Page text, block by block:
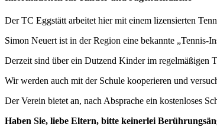
Der TC Eggstätt arbeitet hier mit einem lizensierten
Simon Neuert ist in der Region eine bekannte „Tennis-
Derzeit sind über ein Dutzend Kinder im regelmäßigen
Wir werden auch mit der Schule kooperieren und
Der Verein bietet an, nach Absprache ein kostenloses
Haben Sie, liebe Eltern, bitte keinerlei